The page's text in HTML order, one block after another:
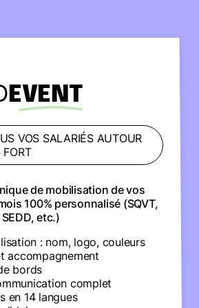
EVENT
VOS SALARIÉS AUTOUR
de mobilisation de vos
100% personnalisé (SQVT,
etc.)
: nom, logo, couleurs
accompagnement
bords
complet
en 14 langues